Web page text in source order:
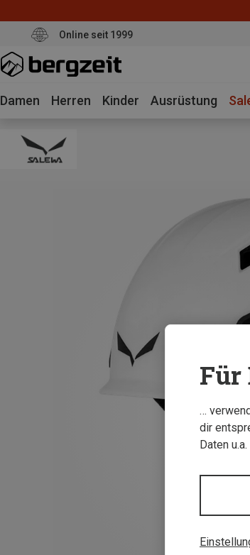
Online seit 1999
Damen Herren Kinder Ausrüstung
Für
…
dir
Daten